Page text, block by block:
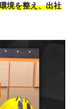
境を整え、出社